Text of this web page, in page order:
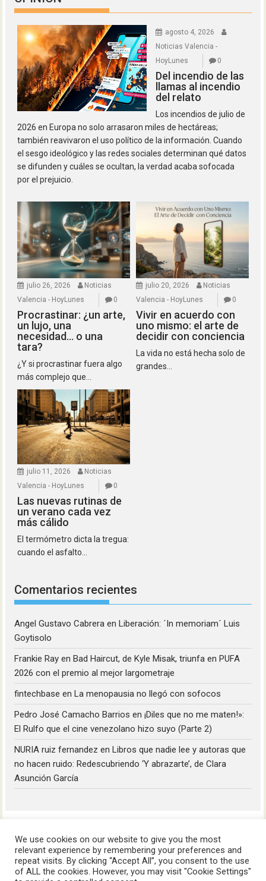
agosto 4, 2026
Noticias Valencia -
HoyLunes
0
Del incendio de las
llamas al incendio
del relato
Los incendios de julio de
2026 en Europa no solo arrasaron miles de hectáreas;
también reavivaron el uso político de la información. Cuando
el sesgo ideológico y las redes sociales determinan qué datos
se difunden y cuáles se ocultan, la verdad acaba sofocada
por el prejuicio.
julio 26, 2026
Noticias
Valencia - HoyLunes
0
Procrastinar: ¿un arte,
un lujo, una
necesidad… o una
tara?
¿Y si procrastinar fuera algo
más complejo que...
julio 20, 2026
Noticias
Valencia - HoyLunes
0
Vivir en acuerdo con
uno mismo: el arte de
decidir con conciencia
La vida no está hecha solo de
grandes...
julio 11, 2026
Noticias
Valencia - HoyLunes
0
Las nuevas rutinas de
un verano cada vez
más cálido
El termómetro dicta la tregua:
cuando el asfalto...
Comentarios recientes
Angel Gustavo Cabrera enLiberación: ´In memoriam´ Luis
Goytisolo
Frankie Ray enBad Haircut, de Kyle Misak, triunfa en PUFA
2026 con el premio al mejor largometraje
fintechbase enLa menopausia no llegó con sofocos
Pedro José Camacho Barrios en¡Diles que no me maten!»:
El Rulfo que el cine venezolano hizo suyo (Parte 2)
NURIA ruiz fernandez enLibros que nadie lee y autoras que
no hacen ruido: Redescubriendo ‘Y abrazarte’, de Clara
Asunción García
HoyLunes © 2023
We use cookies on our website to give you the most
relevant experience by remembering your preferences and
repeat visits. By clicking “Accept All”, you consent to the use
of ALL the cookies. However, you may visit "Cookie Settings"